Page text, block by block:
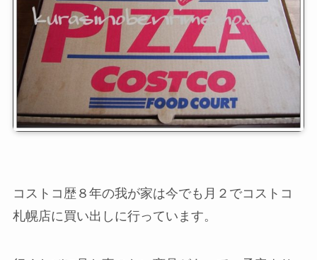
コストコ歴８年の我が家は今でも月２でコストコ
札幌店に買い出しに行っています。